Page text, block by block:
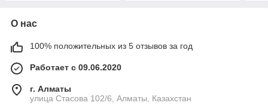
О нас
100% положительных из 5 отзывов за год
Работает с 09.06.2020
г. Алматы
улица Стасова 102/6, Алматы, Казахстан